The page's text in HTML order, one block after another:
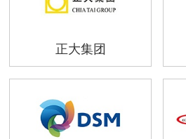
正大集团